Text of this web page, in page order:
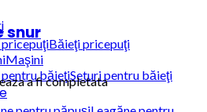
Băieţi pricepuţi
Maşini
Seturi pentru băieţi
snur
a fi completata